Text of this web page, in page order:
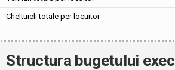
Cheltuieli totale per locuitor
Structura bugetului